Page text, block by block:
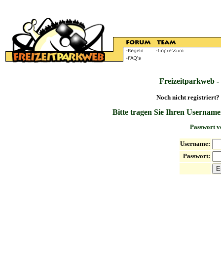
Freizeitparkweb
Noch nicht registriert?
Bitte tragen Sie Ihren
Passwort
Username:
Passwort: